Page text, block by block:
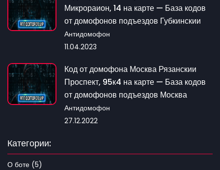
Микрораион, 14 на карте — База кодов
от домофонов подъездов Губкинскии
Антидомофон
11.04.2023
Код от домофона Москва Рязанскии
Проспект, 95к4 на карте — База кодов
от домофонов подъездов Москва
Антидомофон
27.12.2022
Категории:
О боте (5)